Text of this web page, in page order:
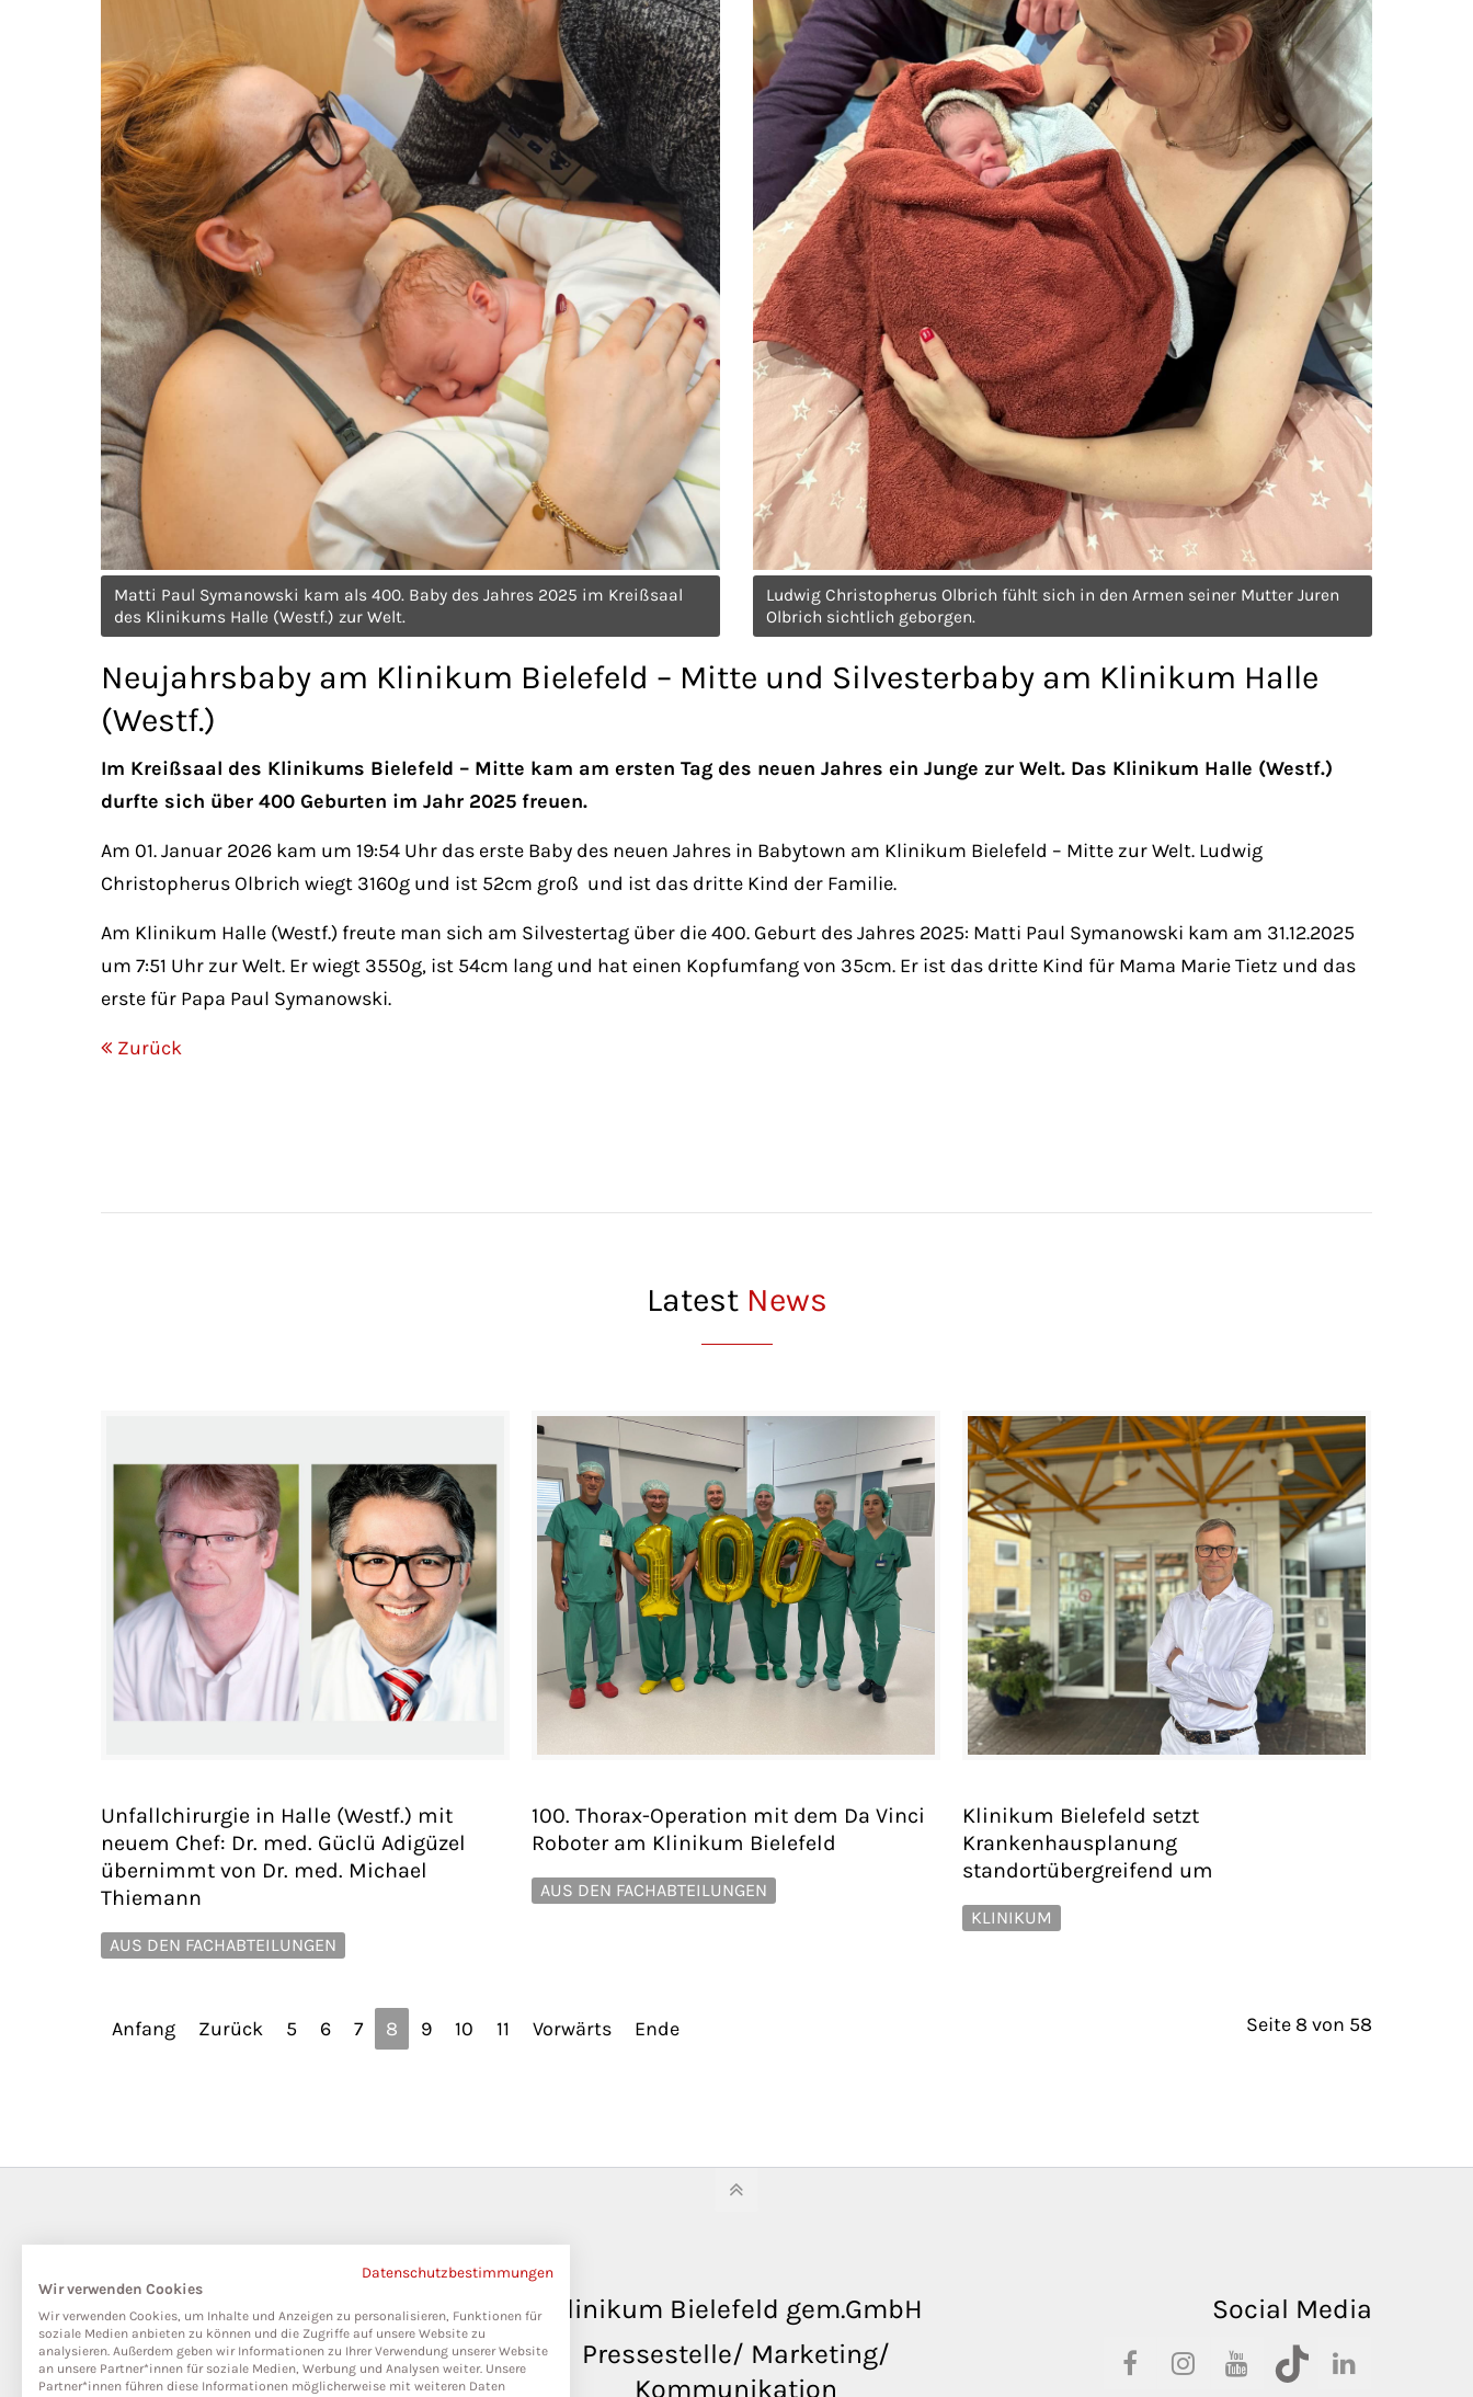
Matti Paul Symanowski kam als 400. Baby des Jahres 2025 im Kreißsaal
des Klinikums Halle (Westf.) zur Welt.
Ludwig Christopherus Olbrich fühlt sich in den Armen seiner Mutter Juren
Olbrich sichtlich geborgen.
Neujahrsbaby am Klinikum Bielefeld – Mitte und Silvesterbaby am Klinikum Halle
(Westf.)
Im Kreißsaal des Klinikums Bielefeld – Mitte kam am ersten Tag des neuen Jahres ein Junge zur Welt. Das Klinikum Halle (Westf.)
durfte sich über 400 Geburten im Jahr 2025 freuen.
Am 01. Januar 2026 kam um 19:54 Uhr das erste Baby des neuen Jahres in Babytown am Klinikum Bielefeld – Mitte zur Welt. Ludwig
Christopherus Olbrich wiegt 3160g und ist 52cm groß und ist das dritte Kind der Familie.
Am Klinikum Halle (Westf.) freute man sich am Silvestertag über die 400. Geburt des Jahres 2025: Matti Paul Symanowski kam am 31.12.2025
um 7:51 Uhr zur Welt. Er wiegt 3550g, ist 54cm lang und hat einen Kopfumfang von 35cm. Er ist das dritte Kind für Mama Marie Tietz und das
erste für Papa Paul Symanowski.
Zurück
Latest News
Unfallchirurgie in Halle (Westf.) mit
neuem Chef: Dr. med. Güclü Adigüzel
übernimmt von Dr. med. Michael
Thiemann
AUS DEN FACHABTEILUNGEN
100. Thorax-Operation mit dem Da Vinci
Roboter am Klinikum Bielefeld
AUS DEN FACHABTEILUNGEN
Klinikum Bielefeld setzt
Krankenhausplanung
standortübergreifend um
KLINIKUM
Seite 8 von 58
Anfang Zurück 5 6 7 8 9 10 11 Vorwärts Ende
Klinikum Bielefeld gem.GmbH
Pressestelle/ Marketing/
Kommunikation
Social Media
Datenschutzbestimmungen
Wir verwenden Cookies
Wir verwenden Cookies, um Inhalte und Anzeigen zu personalisieren, Funktionen für
soziale Medien anbieten zu können und die Zugriffe auf unsere Website zu
analysieren. Außerdem geben wir Informationen zu Ihrer Verwendung unserer Website
an unsere Partner*innen für soziale Medien, Werbung und Analysen weiter. Unsere
Partner*innen führen diese Informationen möglicherweise mit weiteren Daten